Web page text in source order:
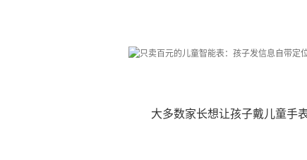
大多数家长想让孩子戴儿童手